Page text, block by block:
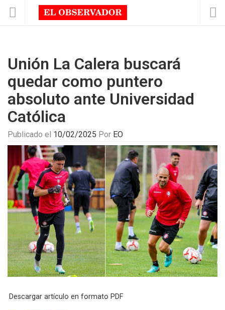
Unión La Calera buscará
quedar como puntero
absoluto ante Universidad
Católica
Publicado el 10/02/2025 Por EO
Descargar artículo en formato PDF